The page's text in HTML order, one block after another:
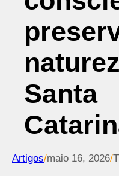
Santa
Artigos/maio 16, 2026/